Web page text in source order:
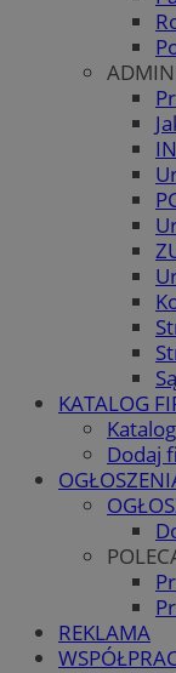
KATALOG
Dodaj
REKLAMA